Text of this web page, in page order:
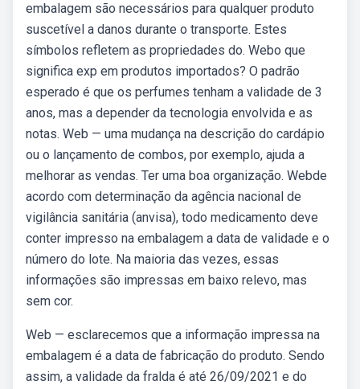
embalagem são necessários para qualquer produto
suscetível a danos durante o transporte. Estes
símbolos refletem as propriedades do. Webo que
significa exp em produtos importados? O padrão
esperado é que os perfumes tenham a validade de 3
anos, mas a depender da tecnologia envolvida e as
notas. Web — uma mudança na descrição do cardápio
ou o lançamento de combos, por exemplo, ajuda a
melhorar as vendas. Ter uma boa organização. Webde
acordo com determinação da agência nacional de
vigilância sanitária (anvisa), todo medicamento deve
conter impresso na embalagem a data de validade e o
número do lote. Na maioria das vezes, essas
informações são impressas em baixo relevo, mas
sem cor.
Web — esclarecemos que a informação impressa na
embalagem é a data de fabricação do produto. Sendo
assim, a validade da fralda é até 26/09/2021 e do